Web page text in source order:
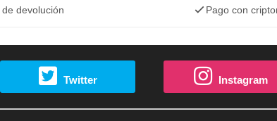
devolución
Pago con
Twitter Instagram